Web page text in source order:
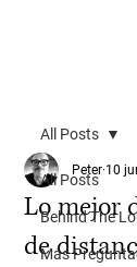
All Posts
Behind The
Más
All Posts
Lo mejor
de
Peter 10